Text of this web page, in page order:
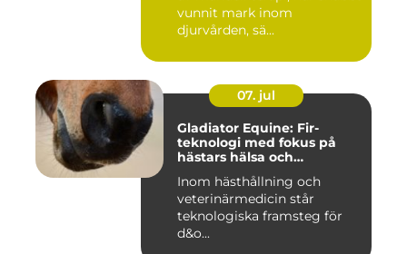
vunnit mark inom
djurvården, sä...
07. jul
Gladiator Equine: Fir-
teknologi med fokus på
hästars hälsa och
Inom hästhållning och
veterinärmedicin står
teknologiska framsteg för
d&o...